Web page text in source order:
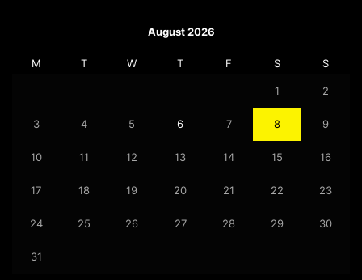
August 2026
M T W T F S S
1 2
3 4 5 6 7 8 9
10 11 12 13 14 15 16
17 18 19 20 21 22 23
24 25 26 27 28 29 30
31